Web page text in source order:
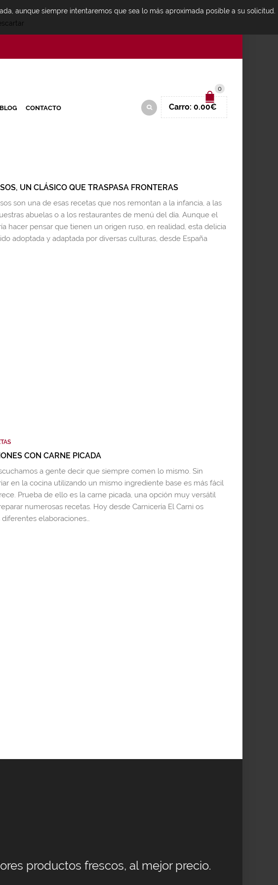
BLOG CONTACTO
0
Carro: 0.00€
UN CLÁSICO QUE TRASPASA FRONTERAS
son una de esas recetas que nos remontan a la infancia, a las
abuelas o a los restaurantes de menú del día. Aunque el
hacer pensar que tienen un origen ruso, en realidad, esta delicia
adoptada y adaptada por diversas culturas, desde España
CON CARNE PICADA
a gente decir que siempre comen lo mismo. Sin
en la cocina utilizando un mismo ingrediente base es más fácil
Prueba de ello es la carne picada, una opción muy versátil
numerosas recetas. Hoy desde Carnicería El Carni os
elaboraciones…
productos frescos, al mejor precio.
aunque siempre intentaremos que sea lo más aproximada posible a su solicitud.